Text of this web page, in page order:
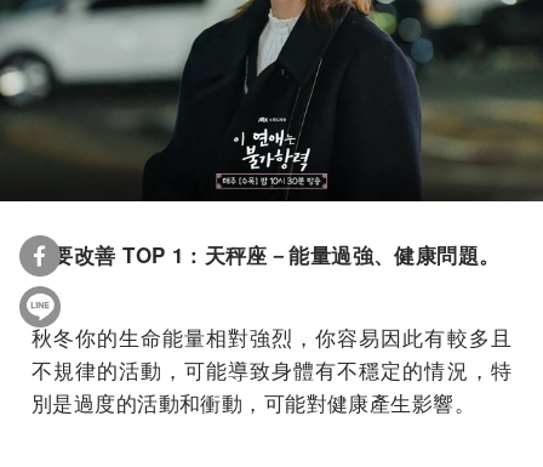
需要改善 TOP 1 : 天秤座－能量過強、健康問題。
秋冬你的生命能量相對強烈，你容易因此有較多且
不規律的活動，可能導致身體有不穩定的情況，特
別是過度的活動和衝動，可能對健康產生影響。